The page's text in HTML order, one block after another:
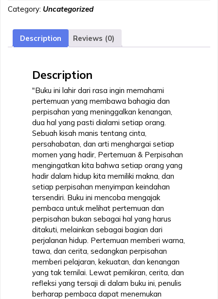
SINGGAH
Category: Uncategorized
Description Reviews (0)
Description
"Buku ini lahir dari rasa ingin memahami
pertemuan yang membawa bahagia dan
perpisahan yang meninggalkan kenangan,
dua hal yang pasti dialami setiap orang.
Sebuah kisah manis tentang cinta,
persahabatan, dan arti menghargai setiap
momen yang hadir, Pertemuan & Perpisahan
mengingatkan kita bahwa setiap orang yang
hadir dalam hidup kita memiliki makna, dan
setiap perpisahan menyimpan keindahan
tersendiri. Buku ini mencoba mengajak
pembaca untuk melihat pertemuan dan
perpisahan bukan sebagai hal yang harus
ditakuti, melainkan sebagai bagian dari
perjalanan hidup. Pertemuan memberi warna,
tawa, dan cerita, sedangkan perpisahan
memberi pelajaran, kekuatan, dan kenangan
yang tak ternilai. Lewat pemikiran, cerita, dan
refleksi yang tersaji di dalam buku ini, penulis
berharap pembaca dapat menemukan